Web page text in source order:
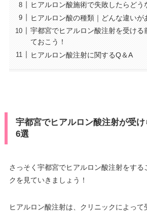
ヒアルロン酸施術で失敗したらどう
ヒアルロン酸の種類｜どんな違いが
宇都宮でヒアルロン酸注射を受ける
ておこう！
ヒアルロン酸注射に関するQ＆A
宇都宮でヒアルロン酸注射が受け
6選
さっそく宇都宮でヒアルロン酸注射をする
クを見ていきましょう！
ヒアルロン酸注射は、クリニックによって